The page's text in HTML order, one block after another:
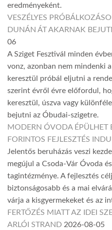
eredményeként.
VESZÉLYES
DUNÁN ÁT AKARNAK
06
A Sziget Fesztivál minden
vonz, azonban nem mindenki
keresztül próbál eljutni a
szerint évről évre előfordul,
keresztül, úszva vagy
bejutni az Óbudai-szigetre.
MODERN ÓVODA ÉPÜLHET
FORINTOS FEJLESZTÉS
Jelentős beruházás veszi
megújul a Csoda-Vár Óvoda
tagintézménye. A fejlesztés
biztonságosabb és a mai
várja a kisgyermekeket és az
FERTŐZÉS MIATT AZ IDEI
ARLÓI STRAND 2026-08-05